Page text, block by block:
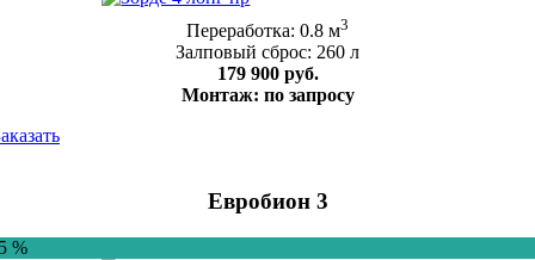
Переработка: 0.8 м3
Залповый сброс: 260 л
179 900 руб.
Монтаж: по запросу
Евробион 3
%